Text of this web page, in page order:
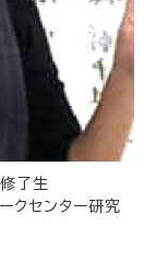
了生
クセンター研究